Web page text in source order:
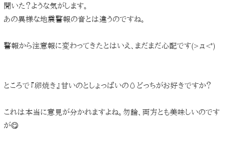
聞いた？ような気がします。
あの異様な地震警報の音とは違うのですね。
警報から注意報に変わってきたとはいえ、まだまだ心配です(>д<*)
ところで『卵焼き』甘いのとしょっぱいの🥚どっちがお好きですか？
これは本当に意見が分かれますよね。勿論、両方とも美味しいのです
が😋